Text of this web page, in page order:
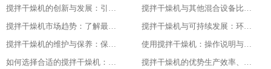
搅拌干燥机的创新与发展：引领未来的技术进步随着科技的不断发展和进步
搅拌干燥机与其他混合设备比较：找出最适合您需求的设备
搅拌干燥机市场趋势：了解最新的技术与产品发展
搅拌干燥机与可持续发展：环保与节能的最佳实践
搅拌干燥机的维护与保养：保持设备长期稳定运行的关键
使用搅拌干燥机：操作说明与安全注意事项
如何选择合适的搅拌干燥机：指南与建议
搅拌干燥机的优势生产效率、产品质量与经济效益的结合